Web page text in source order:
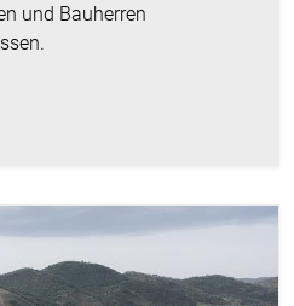
und Bauherren